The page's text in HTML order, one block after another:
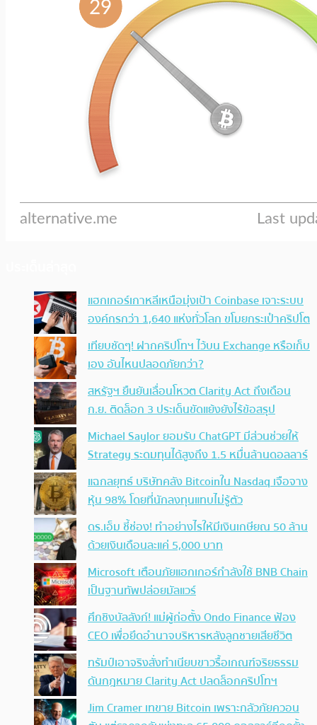
แฮกเกอร์เกาหลีเหนือมุ่งเป้า Coinbase เจาะระบบ
องค์กรกว่า 1,640 แห่งทั่วโลก ขโมยกระเป๋าคริปโต
เทียบชัดๆ! ฝากคริปโทฯ ไว้บน Exchange หรือเก็บ
เอง อันไหนปลอดภัยกว่า?
สหรัฐฯ ยืนยันเลื่อนโหวต Clarity Act ถึงเดือน
ก.ย. ติดล็อก 3 ประเด็นขัดแย้งยังไร้ข้อสรุป
Michael Saylor ยอมรับ ChatGPT มีส่วนช่วยให้
Strategy ระดมทุนได้สูงถึง 1.5 หมื่นล้านดอลลาร์
แฉกลยุทธ์ บริษัทคลัง Bitcoinใน Nasdaq เจือจาง
หุ้น 98% โดยที่นักลงทุนแทบไม่รู้ตัว
ดร.เอ็ม ชี้ช่อง! ทำอย่างไรให้มีเงินเกษียณ 50 ล้าน
ด้วยเงินเดือนละแค่ 5,000 บาท
Microsoft เตือนภัยแฮกเกอร์กำลังใช้ BNB Chain
เป็นฐานทัพปล่อยมัลแวร์
ศึกชิงบัลลังก์! แม่ผู้ก่อตั้ง Ondo Finance ฟ้อง
CEO เพื่อยึดอำนาจบริหารหลังลูกชายเสียชีวิต
ทรัมป์เอาจริง สั่งทำเนียบขาวรื้อเกณฑ์จริยธรรม
ดันกฎหมาย Clarity Act ปลดล็อกคริปโทฯ
Jim Cramer เทขาย Bitcoin เพราะกลัวภัยควอน